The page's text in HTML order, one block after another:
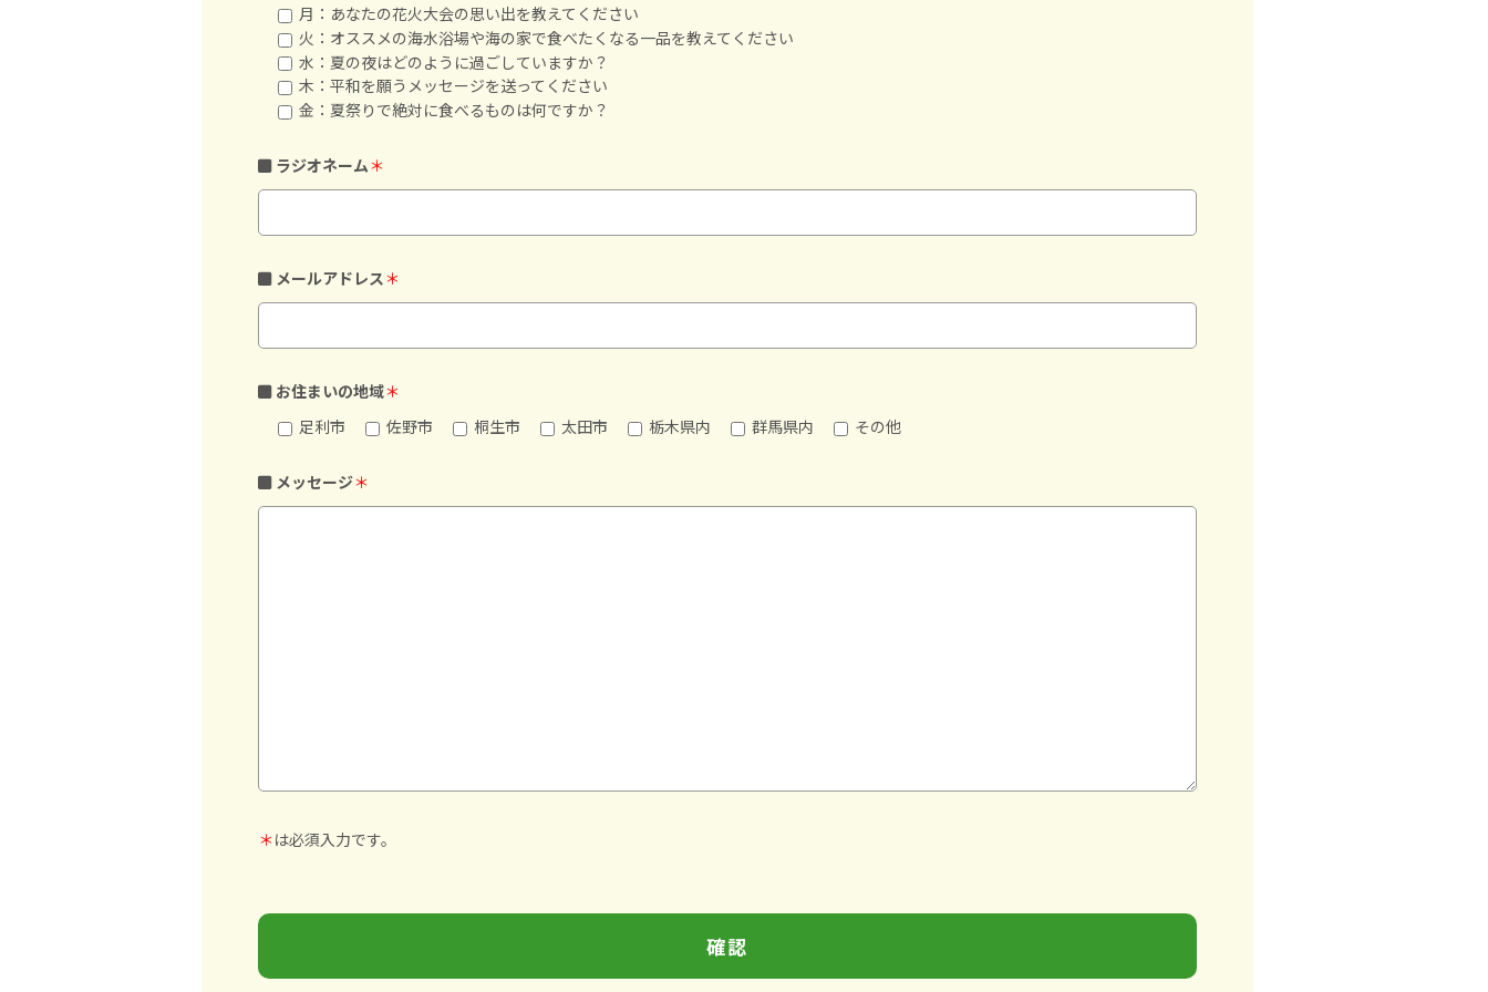
月：あなたの花火大会の思い出を教えてください
火：オススメの海水浴場や海の家で食べたくなる一品を教えてください
水：夏の夜はどのように過ごしていますか？
木：平和を願うメッセージを送ってください
金：夏祭りで絶対に食べるものは何ですか？
ラジオネーム＊
メールアドレス＊
お住まいの地域＊
足利市
佐野市 桐生市 太田市 栃木県内 群馬県内 その他
メッセージ＊
＊ は必須入力です。